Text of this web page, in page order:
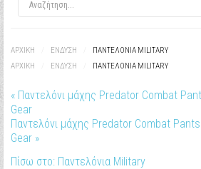
ΑΡΧΙΚΉ ΕΝΔΥΣΗ
ΠΑΝΤΕΛΌΝΙΑ MILITARY
ΑΡΧΙΚΉ
ΕΝΔΥΣΗ ΠΑΝΤΕΛΌΝΙΑ MILITARY
« Παντελόνι μάχης Predator Combat
Gear
Παντελόνι μάχης Predator Combat
Gear »
Πίσω στο: Παντελόνια Military
Κωδικός
Να με θυμάσαι